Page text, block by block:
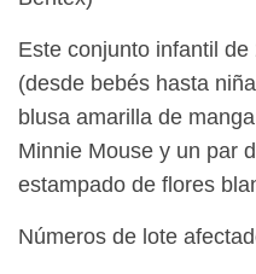
Este conjunto infantil
(desde bebés hasta
blusa amarilla de
Minnie Mouse y un par
estampado de flores
Números de lote